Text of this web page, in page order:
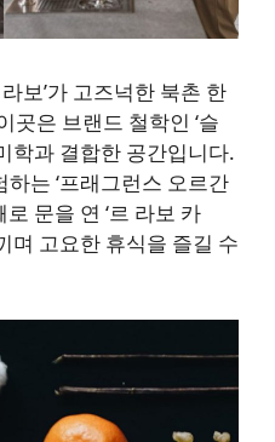
보’가 고즈넉한 북촌 한
곳은 브랜드 철학인 ‘슬
학과 결합한 공간입니다.
는 ‘프래그런스 오르간
문을 연 ‘르 라보 카
며 고요한 휴식을 즐길 수